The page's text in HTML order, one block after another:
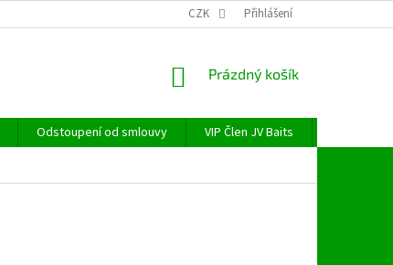
CZK Přihlášení
NÁKUPNÍ
Prázdný košík
Odstoupení od smlouvy VIP Člen JV Baits